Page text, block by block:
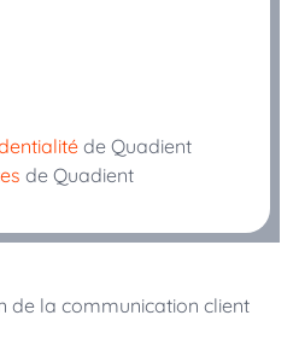
de Quadient
de Quadient